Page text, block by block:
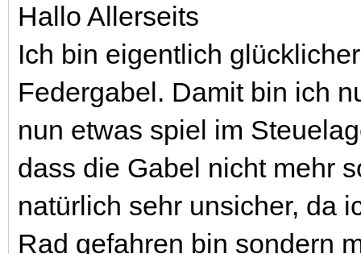
Hallo Allerseits
Ich bin eigentlich
Federgabel. Damit bin ich
nun etwas spiel im
dass die Gabel nicht mehr
natürlich sehr unsicher, da
Rad gefahren bin sondern